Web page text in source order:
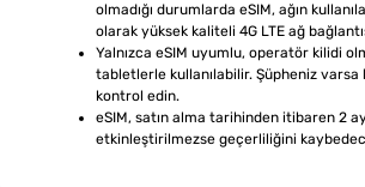
olmadığı durumlarda eSIM, ağın
olarak yüksek kaliteli 4G LTE ağ
Yalnızca eSIM uyumlu, operatör kilidi
tabletlerle kullanılabilir. Şüpheniz varsa
kontrol edin.
eSIM, satın alma tarihinden itibaren 2
etkinleştirilmezse geçerliliğini